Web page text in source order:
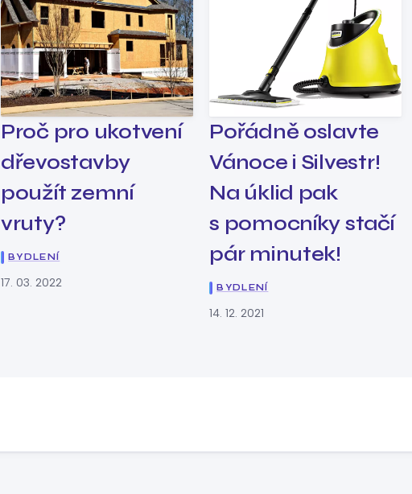
Proč pro ukotvení
dřevostavby
použít zemní
vruty?
BYDLENÍ
17. 03. 2022
Pořádně oslavte
Vánoce i Silvestr!
Na úklid pak
s pomocníky stačí
pár minutek!
BYDLENÍ
14. 12. 2021